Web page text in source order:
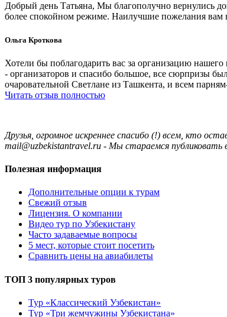
Добрый день Татьяна, Мы благополучно вернулись
более спокойном режиме. Наилучшие пожелания
Ольга Кроткова
Хотели бы поблагодарить вас за организацию
- организаторов и спасибо большое, все сюрпризы
очаровательной Светлане из Ташкента, и всем
Читать отзыв полностью
Друзья, огромное искреннее спасибо (!) всем, кто
mail@uzbekistantravel.ru - Мы стараемся
Полезная информация
Дополнительные опции к турам
Свежий отзыв
Лицензия. О компании
Видео тур по Узбекистану
Часто задаваемые вопросы
5 мест, которые стоит посетить
Сравнить цены на авиабилеты
ТОП 3 популярных туров
Тур «Классический Узбекистан»
Тур «Три жемчужины Узбекистана»